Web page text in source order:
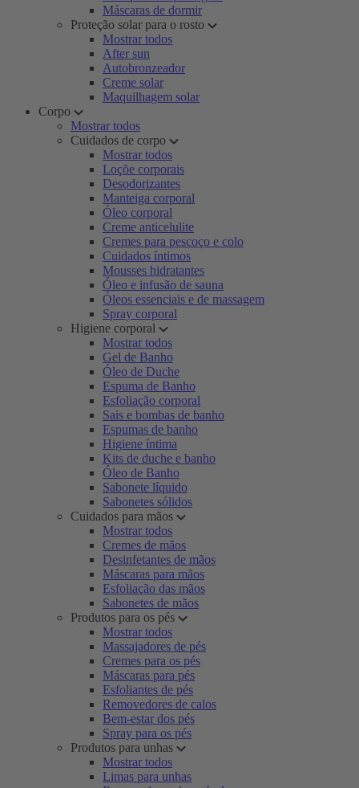
Máscaras de dormir
Proteção solar para o rosto
Mostrar todos
After sun
Autobronzeador
Creme solar
Maquilhagem solar
Corpo
Mostrar todos
Cuidados de corpo
Mostrar todos
Loçõe corporais
Desodorizantes
Manteiga corporal
Óleo corporal
Creme anticelulite
Cremes para pescoço e colo
Cuidados íntimos
Mousses hidratantes
Óleo e infusão de sauna
Óleos essenciais e de massagem
Spray corporal
Higiene corporal
Mostrar todos
Gel de Banho
Óleo de Duche
Espuma de Banho
Esfoliação corporal
Sais e bombas de banho
Espumas de banho
Higiene íntima
Kits de duche e banho
Óleo de Banho
Sabonete líquido
Sabonetes sólidos
Cuidados para mãos
Mostrar todos
Cremes de mãos
Desinfetantes de mãos
Máscaras para mãos
Esfoliação das mãos
Sabonetes de mãos
Produtos para os pés
Mostrar todos
Massajadores de pés
Cremes para os pés
Máscaras para pés
Esfoliantes de pés
Removedores de calos
Bem-estar dos pés
Spray para os pés
Produtos para unhas
Mostrar todos
Limas para unhas